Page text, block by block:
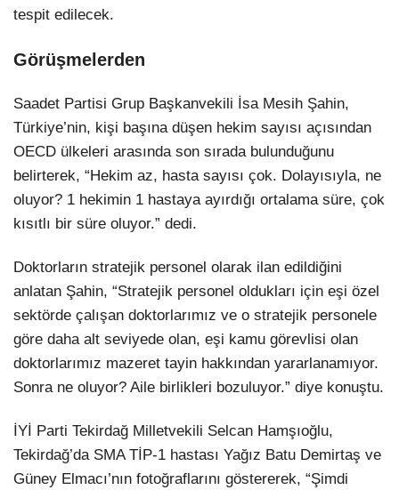
tespit edilecek.
Görüşmelerden
Saadet Partisi Grup Başkanvekili İsa Mesih Şahin,
Türkiye’nin, kişi başına düşen hekim sayısı açısından
OECD ülkeleri arasında son sırada bulunduğunu
belirterek, “Hekim az, hasta sayısı çok. Dolayısıyla, ne
oluyor? 1 hekimin 1 hastaya ayırdığı ortalama süre, çok
kısıtlı bir süre oluyor.” dedi.
Doktorların stratejik personel olarak ilan edildiğini
anlatan Şahin, “Stratejik personel oldukları için eşi özel
sektörde çalışan doktorlarımız ve o stratejik personele
göre daha alt seviyede olan, eşi kamu görevlisi olan
doktorlarımız mazeret tayin hakkından yararlanamıyor.
Sonra ne oluyor? Aile birlikleri bozuluyor.” diye konuştu.
İYİ Parti Tekirdağ Milletvekili Selcan Hamşıoğlu,
Tekirdağ’da SMA TİP-1 hastası Yağız Batu Demirtaş ve
Güney Elmacı’nın fotoğraflarını göstererek, “Şimdi